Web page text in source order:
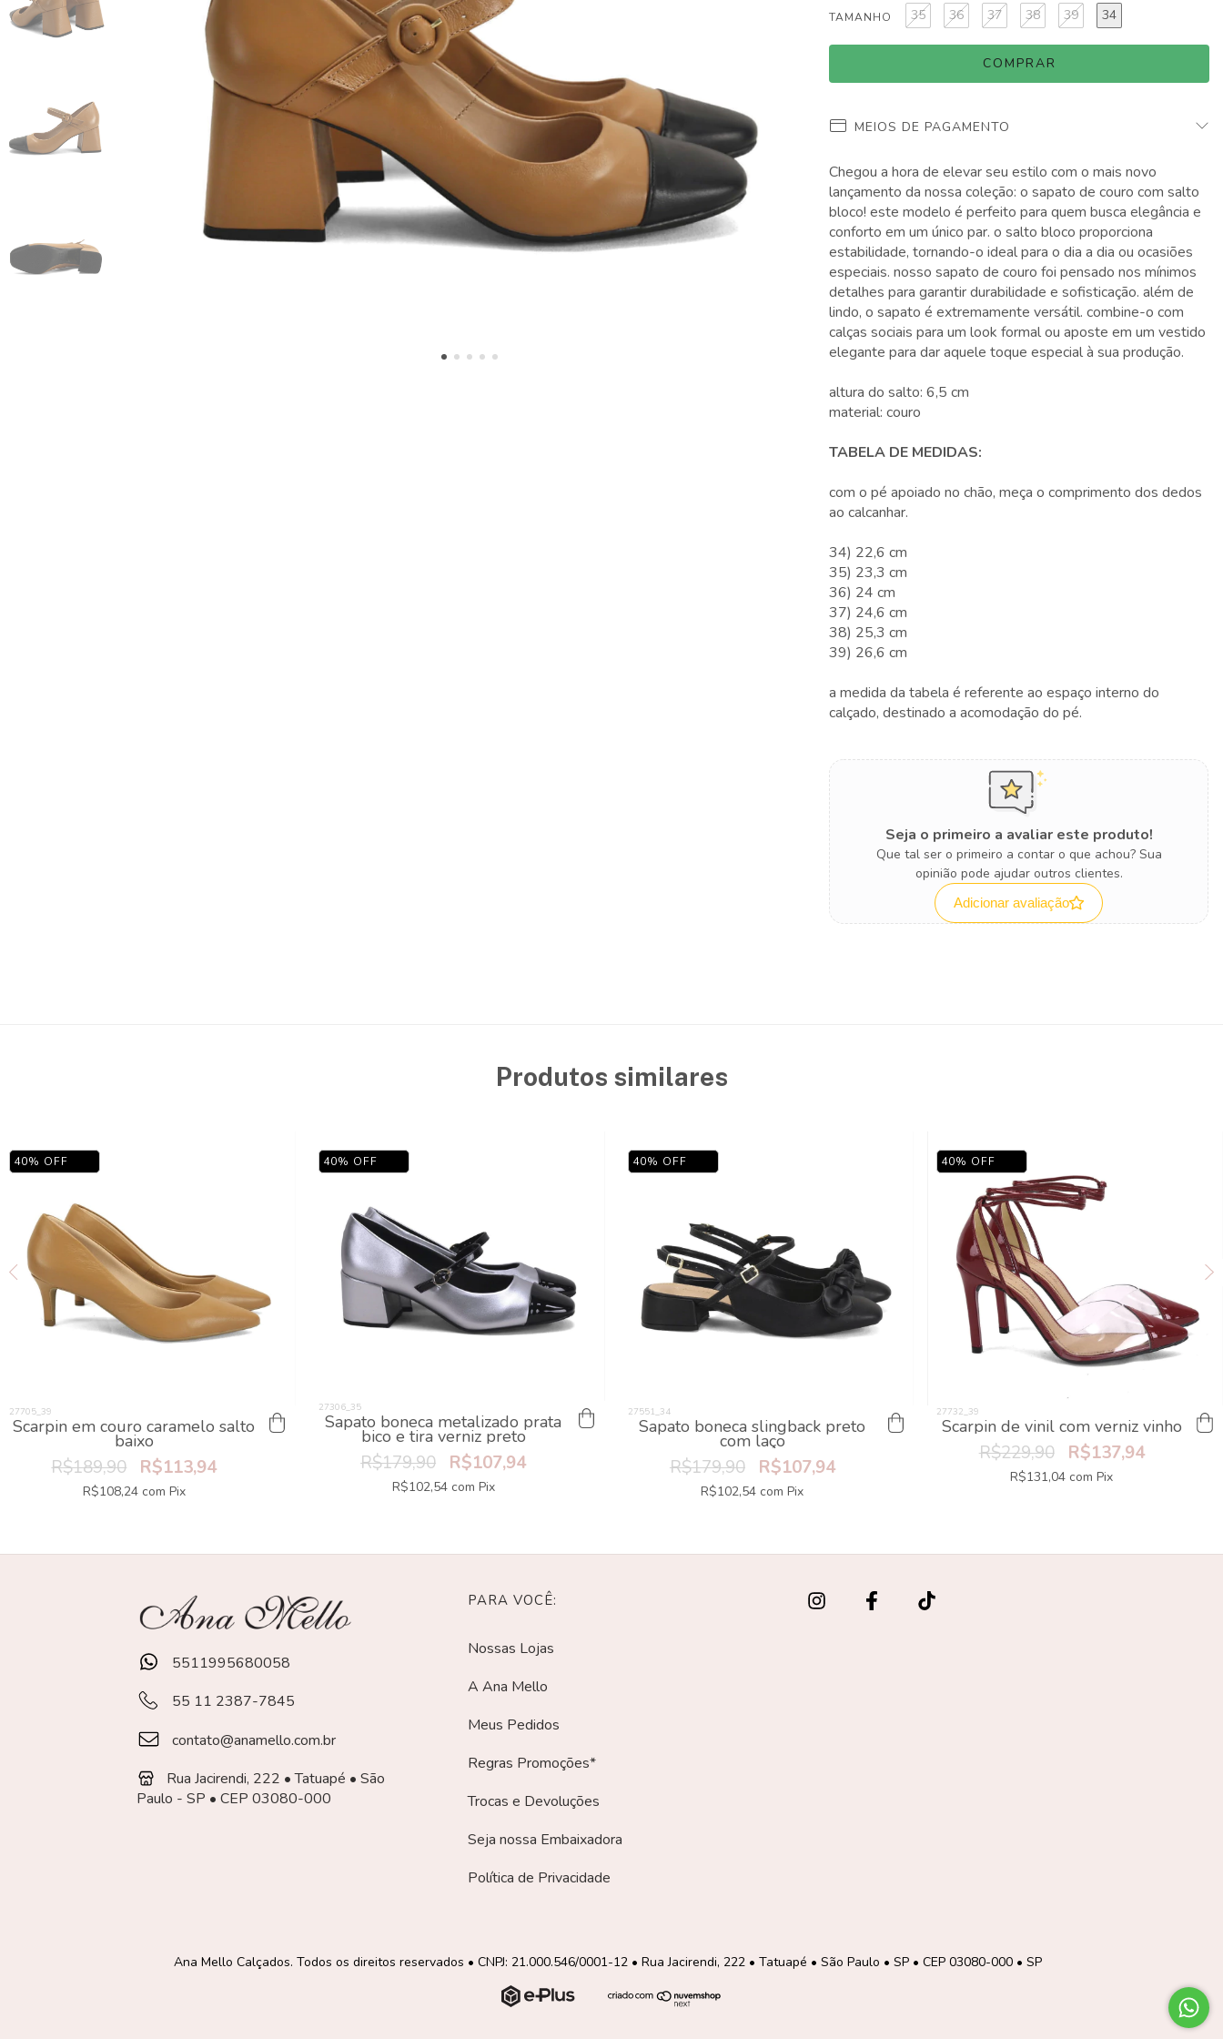
TAMANHO 35 36 37 38 39 34
MEIOS DE PAGAMENTO
Chegou a hora de elevar seu estilo com o mais novo
lançamento da nossa coleção: o sapato de couro com salto
bloco! este modelo é perfeito para quem busca elegância e
conforto em um único par. o salto bloco proporciona
estabilidade, tornando-o ideal para o dia a dia ou ocasiões
especiais. nosso sapato de couro foi pensado nos mínimos
detalhes para garantir durabilidade e sofisticação. além de
lindo, o sapato é extremamente versátil. combine-o com
calças sociais para um look formal ou aposte em um vestido
elegante para dar aquele toque especial à sua produção.
altura do salto: 6,5 cm
material: couro
TABELA DE MEDIDAS:
com o pé apoiado no chão, meça o comprimento dos dedos
ao calcanhar.
34) 22,6 cm
35) 23,3 cm
36) 24 cm
37) 24,6 cm
38) 25,3 cm
39) 26,6 cm
a medida da tabela é referente ao espaço interno do
calçado, destinado a acomodação do pé.
Seja o primeiro a avaliar este produto!
Que tal ser o primeiro a contar o que achou? Sua
opinião pode ajudar outros clientes.
Adicionar avaliação
Produtos similares
40% OFF
Scarpin em couro caramelo salto
baixo
R$189,90 R$113,94
R$108,24 com Pix
40% OFF
Sapato boneca metalizado prata
bico e tira verniz preto
R$179,90 R$107,94
R$102,54 com Pix
40% OFF
Sapato boneca slingback preto
com laço
R$179,90 R$107,94
R$102,54 com Pix
40% OFF
Scarpin de vinil com verniz vinho
R$229,90 R$137,94
R$131,04 com Pix
5511995680058
55 11 2387-7845
contato@anamello.com.br
Rua Jacirendi, 222 • Tatuapé • São
Paulo - SP • CEP 03080-000
PARA VOCÊ:
Nossas Lojas
A Ana Mello
Meus Pedidos
Regras Promoções*
Trocas e Devoluções
Seja nossa Embaixadora
Política de Privacidade
Ana Mello Calçados. Todos os direitos reservados • CNPJ: 21.000.546/0001-12 • Rua Jacirendi, 222 • Tatuapé • São Paulo • SP • CEP 03080-000 • SP